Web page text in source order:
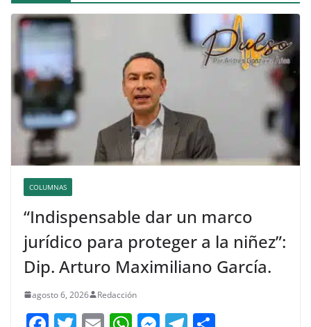
COLUMNAS
“Indispensable dar un marco
jurídico para proteger a la niñez”:
Dip. Arturo Maximiliano García.
agosto 6, 2026 Redacción